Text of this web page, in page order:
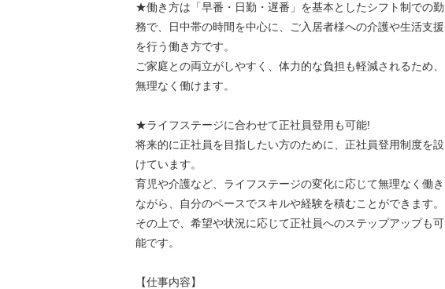
★働き方は「早番・日勤・遅番」を基本としたシフト制での勤
務で、日中帯の時間を中心に、ご入居者様への介護や生活支援
を行う働き方です。
ご家庭との両立がしやすく、体力的な負担も軽減されるため、
無理なく働けます。
★ライフステージに合わせて正社員登用も可能!
将来的に正社員を目指したい方のために、正社員登用制度を設
けています。
育児や介護など、ライフステージの変化に応じて無理なく働き
ながら、自分のペースでスキルや経験を積むことができます。
その上で、希望や状況に応じて正社員へのステップアップも可
能です。
【仕事内容】